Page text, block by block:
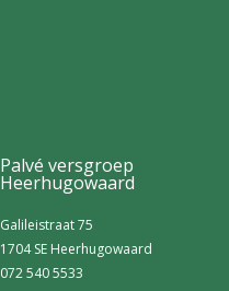
Palvé versgroep
Heerhugowaard
Galileistraat 75
1704 SE Heerhugowaard
072 540 5533